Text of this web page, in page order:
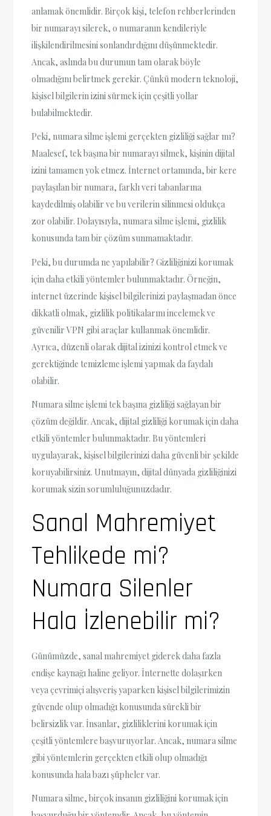
anlamak önemlidir. Birçok kişi, telefon rehberlerinden
bir numarayı silerek, o numaranın kendileriyle
ilişkilendirilmesini sonlandırdığını düşünmektedir.
Ancak, aslında bu durumun tam olarak böyle
olmadığını belirtmek gerekir. Çünkü modern teknoloji,
kişisel bilgilerin izini sürmek için çeşitli yollar
bulabilmektedir.
Peki, numara silme işlemi gerçekten gizliliği sağlar mı?
Maalesef, tek başına bir numarayı silmek, kişinin dijital
izini tamamen yok etmez. İnternet ortamında, bir kere
paylaşılan bir numara, farklı veri tabanlarına
kaydedilmiş olabilir ve bu verilerin silinmesi oldukça
zor olabilir. Dolayısıyla, numara silme işlemi, gizlilik
konusunda tam bir çözüm sunmamaktadır.
Peki, bu durumda ne yapılabilir? Gizliliğinizi korumak
için daha etkili yöntemler bulunmaktadır. Örneğin,
internet üzerinde kişisel bilgilerinizi paylaşmadan önce
dikkatli olmak, gizlilik politikalarını incelemek ve
güvenilir VPN gibi araçlar kullanmak önemlidir.
Ayrıca, düzenli olarak dijital izinizi kontrol etmek ve
gerektiğinde temizleme işlemi yapmak da faydalı
olabilir.
Numara silme işlemi tek başına gizliliği sağlayan bir
çözüm değildir. Ancak, dijital gizliliği korumak için daha
etkili yöntemler bulunmaktadır. Bu yöntemleri
uygulayarak, kişisel bilgilerinizi daha güvenli bir şekilde
koruyabilirsiniz. Unutmayın, dijital dünyada gizliliğinizi
korumak sizin sorumluluğunuzdadır.
Sanal Mahremiyet
Tehlikede mi?
Numara Silenler
Hala İzlenebilir mi?
Günümüzde, sanal mahremiyet giderek daha fazla
endişe kaynağı haline geliyor. İnternette dolaşırken
veya çevrimiçi alışveriş yaparken kişisel bilgilerimizin
güvende olup olmadığı konusunda sürekli bir
belirsizlik var. İnsanlar, gizliliklerini korumak için
çeşitli yöntemlere başvuruyorlar. Ancak, numara silme
gibi yöntemlerin gerçekten etkili olup olmadığı
konusunda hala bazı şüpheler var.
Numara silme, birçok insanın gizliliğini korumak için